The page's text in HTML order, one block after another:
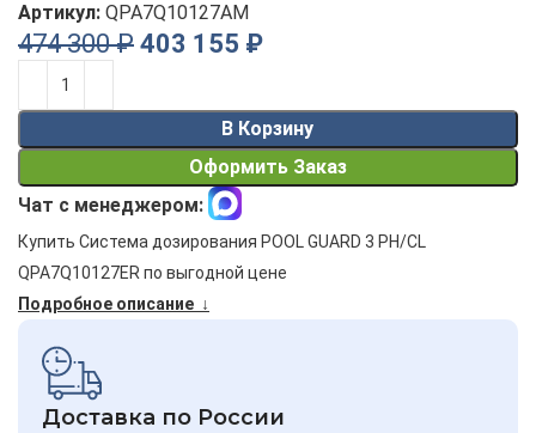
Артикул: QPA7Q10127AM
474 300₽ 403 155 ₽
В Корзину
Оформить Заказ
Alternative:
Чат с менеджером:
Купить Система дозирования POOL GUARD 3 PH/CL
QPA7Q10127ER по выгодной цене
Подробное описание ↓
Доставка по России